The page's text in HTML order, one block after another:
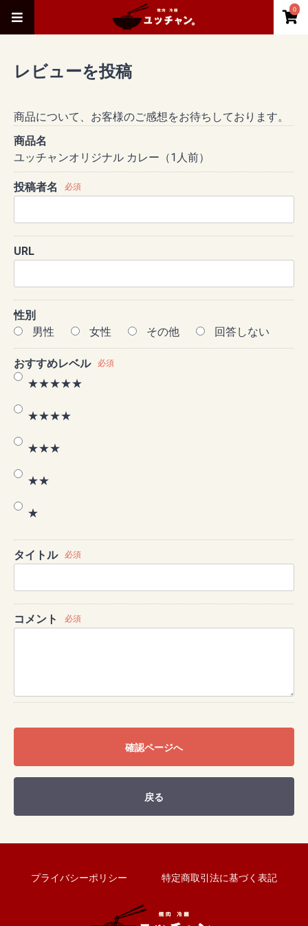
0
レビューを投稿
商品について、お客様のご感想をお待ちしております。
商品名
ユッチャンオリジナル カレー（1人前）
投稿者名 必須
URL
性別
男性
女性 その他 回答しない
おすすめレベル 必須
★★★★★
★★★★
★★★
★★
★
タイトル 必須
コメント 必須
確認ページへ
戻る
プライバシーポリシー 特定商取引法に基づく表記